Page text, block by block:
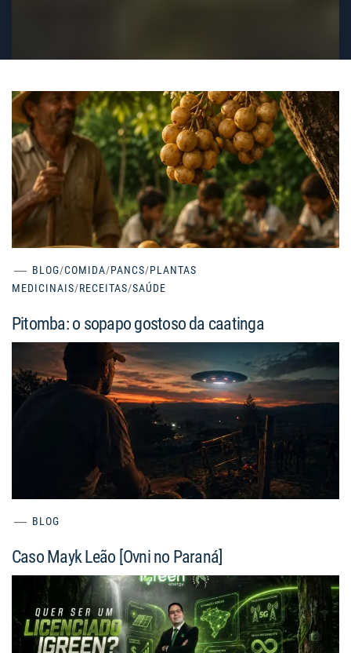
BLOG/COMIDA/PANCS/PLANTAS
MEDICINAIS/RECEITAS/SAÚDE
Pitomba: o sopapo gostoso da caatinga
BLOG
Caso Mayk Leão [Ovni no Paraná]